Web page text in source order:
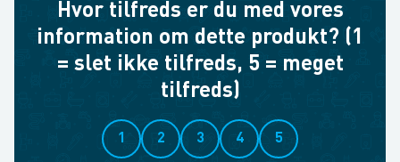
Hvor tilfreds er du med vores
information om dette produkt? (1
= slet ikke tilfreds, 5 = meget
tilfreds)
1 2 3 4 5